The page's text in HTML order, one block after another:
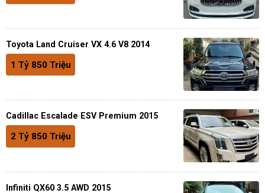
Toyota Land Cruiser VX 4.6 V8 2014
1 Tỷ 850 Triệu
Cadillac Escalade ESV Premium 2015
2 Tỷ 850 Triệu
Infiniti QX60 3.5 AWD 2015